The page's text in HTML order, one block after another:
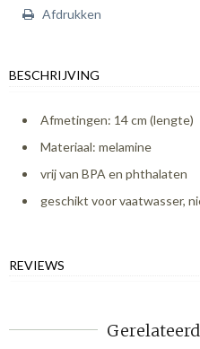
Afdrukken
BESCHRIJVING
Afmetingen: 14 cm (lengte)
Materiaal: melamine
vrij van BPA en phthalaten
geschikt voor vaatwasser,
REVIEWS